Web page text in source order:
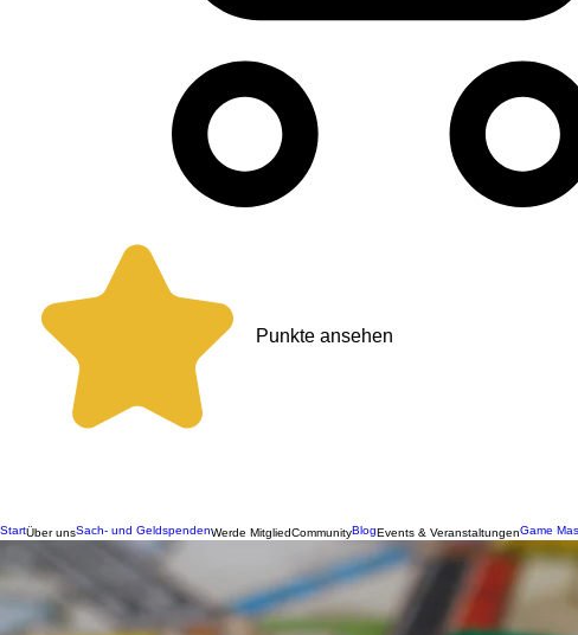
Punkte ansehen
StartÜber unsSach- und GeldspendenWerde MitgliedCommunityBlogEvents & VeranstaltungenGame